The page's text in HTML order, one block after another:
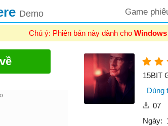
Demo Game
Chú ý: Phiên bản này dành cho Windows
15BIT
Dùng
07
Ngày: